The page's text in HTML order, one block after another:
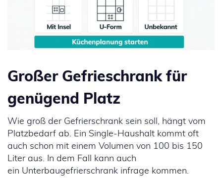
Großer Gefrieschrank für
genügend Platz
Wie groß der Gefrierschrank sein soll, hängt vom
Platzbedarf ab. Ein Single-Haushalt kommt oft
auch schon mit einem Volumen von 100 bis 150
Liter aus. In dem Fall kann auch
ein Unterbaugefrierschrank infrage kommen.